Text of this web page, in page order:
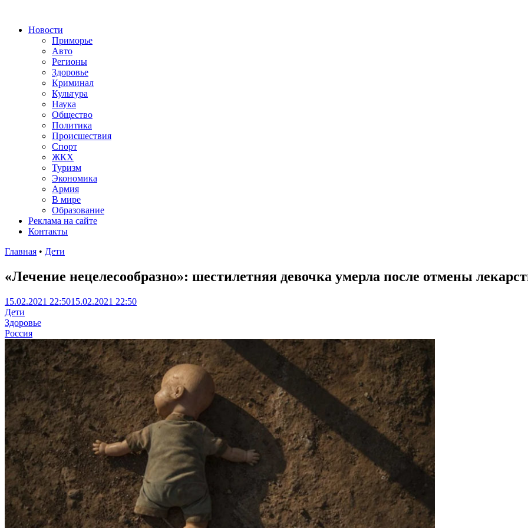
Новости
Приморье
Авто
Регионы
Здоровье
Криминал
Культура
Наука
Общество
Политика
Происшествия
Спорт
ЖКХ
Туризм
Экономика
Армия
В мире
Образование
Реклама на сайте
Контакты
Главная • Дети
«Лечение нецелесообразно»: шестилетняя девочка умерла после отмены
15.02.2021 22:5015.02.2021 22:50
Дети
Здоровье
Россия